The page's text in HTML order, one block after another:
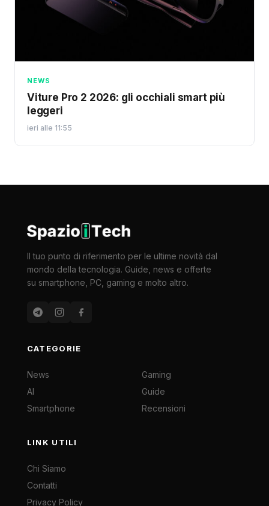
NEWS
Viture Pro 2 2026: gli occhiali smart più
leggeri
ieri alle 11:55
Il tuo punto di riferimento per le ultime novità dal
mondo della tecnologia. Guide, news e offerte
su smartphone, PC, gaming e molto altro.
CATEGORIE
News
AI
Smartphone
Gaming
Guide
Recensioni
LINK UTILI
Chi Siamo
Contatti
Privacy Policy